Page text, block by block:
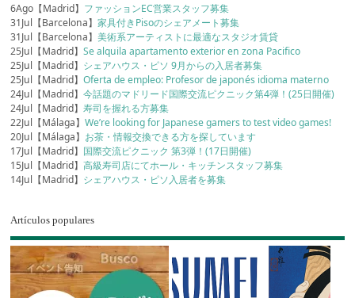
6Ago【Madrid】 ファッションEC営業スタッフ募集
31Jul【Barcelona】家具付きPisoのシェアメート募集
31Jul【Barcelona】美術系アーティストに最適なスタジオ賃貸
25Jul【Madrid】Se alquila apartamento exterior en zona Pacifico
25Jul【Madrid】 シェアハウス・ピソ 9月からの入居者募集
25Jul【Madrid】Oferta de empleo: Profesor de japonés idioma materno
24Jul【Madrid】今話題のマドリード国際交流ピクニック第4弾！(25日開催)
24Jul【Madrid】寿司を握れる方募集
22Jul【Málaga】We’re looking for Japanese gamers to test video games!
20Jul【Málaga】 お茶・情報交換できる方を探しています
17Jul【Madrid】 国際交流ピクニック 第3弾！(17日開催)
15Jul【Madrid】高級寿司店にてホール・キッチンスタッフ募集
14Jul【Madrid】 シェアハウス・ピソ入居者を募集
Artículos populares